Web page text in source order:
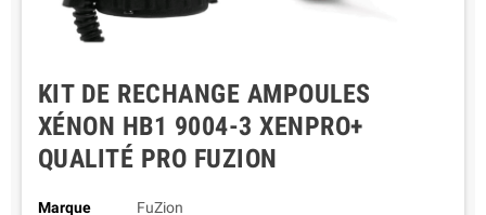
KIT DE RECHANGE AMPOULES
XÉNON HB1 9004-3 XENPRO+
QUALITÉ PRO FUZION
Marque
FuZion